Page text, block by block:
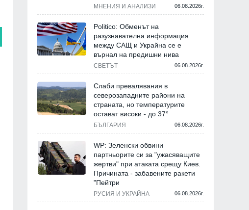
МНЕНИЯ И АНАЛИЗИ 06.08.2026г.
Politico: Обменът на
разузнавателна информация
между САЩ и Украйна се е
върнал на предишни нива
СВЕТЪТ 06.08.2026г.
Слаби превалявания в
северозападните райони на
страната, но температурите
остават високи - до 37°
БЪЛГАРИЯ 06.08.2026г.
WP: Зеленски обвини
партньорите си за "ужасяващите
жертви" при атаката срещу Киев.
Причината - забавените ракети
"Пейтри
РУСИЯ И УКРАЙНА 06.08.2026г.